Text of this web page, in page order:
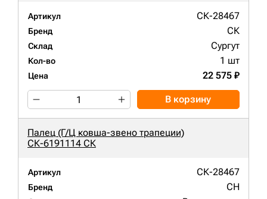
Артикул СК-28467
Бренд СК
Склад Сургут
Кол-во 1 шт
Цена 22 575 ₽
В корзину
Палец (Г/Ц ковша-звено трапеции)
СК-6191114 СК
Артикул СК-28467
Бренд CH